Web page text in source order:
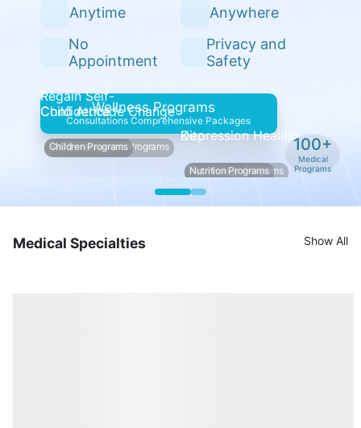
Anytime
Anywhere
No
Appointment
Privacy and
Safety
Wellness Programs
Consultations Comprehensive Packages
Self Development Programs
Regain Self-
Confidence
Children Programs
Child Attitude Change
100+
Medical
Programs
Psychology Programs
Depression Healing
Nutrition Programs
Kito
Medical Specialties Show All